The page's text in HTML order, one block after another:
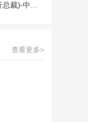
白羊座富豪
查看更多>